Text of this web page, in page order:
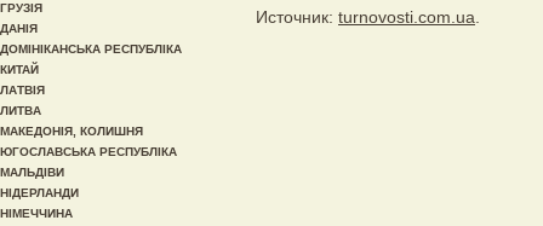
Источник: turnovosti.com.ua
ГРУЗІЯ
ДАНІЯ
ДОМІНІКАНСЬКА РЕСПУБЛІКА
КИТАЙ
ЛАТВІЯ
ЛИТВА
МАКЕДОНІЯ, КОЛИШНЯ
ЮГОСЛАВСЬКА РЕСПУБЛІКА
МАЛЬДІВИ
НІДЕРЛАНДИ
НІМЕЧЧИНА